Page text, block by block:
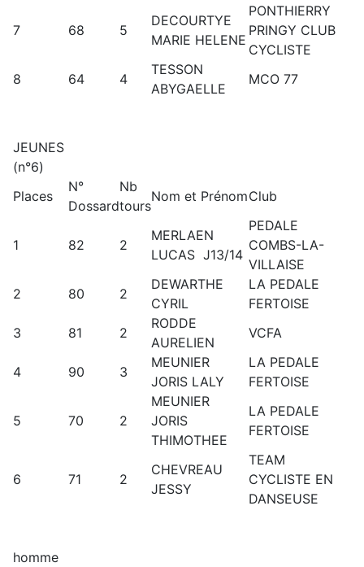
7 68 5
DECOURTYE
MARIE HELENE
PONTHIERRY
PRINGY CLUB
CYCLISTE
8
64 4
TESSON
ABYGAELLE
MCO 77
JEUNES
(n°6)
Places
N°
Dossard
Nb
tours
Nom et PrénomClub
1 82 2
MERLAEN
LUCAS J13/14
PEDALE
COMBS-LA-
VILLAISE
2
80 2
DEWARTHE
CYRIL
LA PEDALE
FERTOISE
3
81 2
RODDE
AURELIEN
VCFA
4 90 3
MEUNIER
JORIS LALY
LA PEDALE
FERTOISE
5 70 2
MEUNIER
JORIS
THIMOTHEE
LA PEDALE
FERTOISE
6 71 2
CHEVREAU
JESSY
TEAM
CYCLISTE EN
DANSEUSE
homme